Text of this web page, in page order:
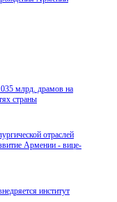
Гагика Царукяна
млрд. драмов на
страны
отраслей
Армении - вице-
институт